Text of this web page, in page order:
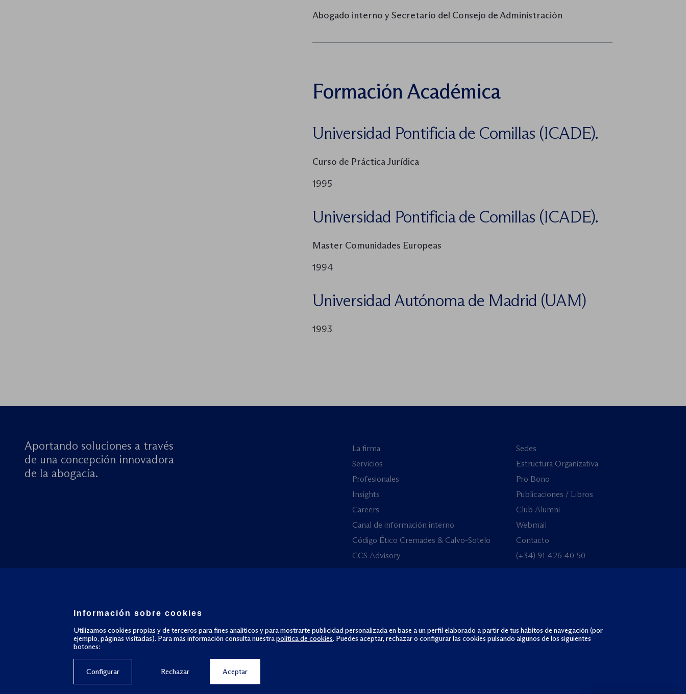
Abogado interno y Secretario del Consejo de Administración
Formación Académica
Universidad Pontificia de Comillas (ICADE).
Curso de Práctica Jurídica
1995
Universidad Pontificia de Comillas (ICADE).
Master Comunidades Europeas
1994
Universidad Autónoma de Madrid (UAM)
1993
Aportando soluciones a través
de una concepción innovadora
de la abogacía.
La firma
Servicios
Profesionales
Insights
Careers
Canal de información interno
Código Ético Cremades & Calvo-Sotelo
CCS Advisory
Sedes
Estructura Organizativa
Pro Bono
Publicaciones / Libros
Club Alumni
Webmail
Contacto
(+34) 91 426 40 50
Información sobre cookies
Utilizamos cookies propias y de terceros para fines analíticos y para mostrarte publicidad personalizada en base a un perfil elaborado a partir de tus hábitos de navegación (por
ejemplo, páginas visitadas). Para más información consulta nuestrapolítica de cookies. Puedes aceptar, rechazar o configurar las cookies pulsando algunos de los siguientes
botones:
Aceptar
Configurar Rechazar